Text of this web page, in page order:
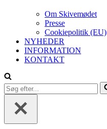
Om Skivemødet
Presse
Cookiepolitik (EU)
NYHEDER
INFORMATION
KONTAKT
Søg
efter...